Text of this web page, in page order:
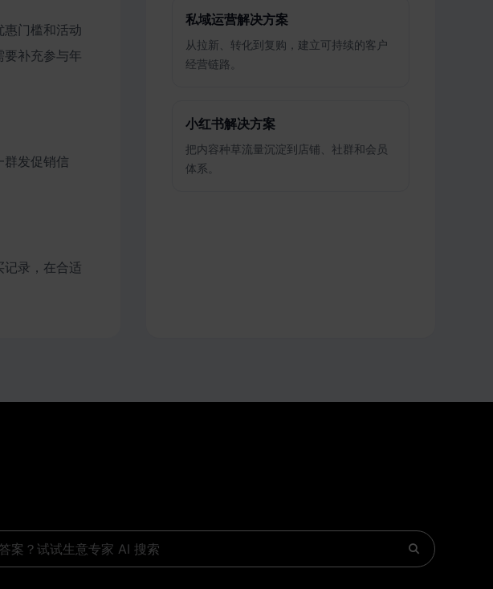
门槛和活动
补充参与年
群发促销信
录，在合适
私域运营解决方案
从拉新、转化到复购，建立可持续的客户
经营链路。
小红书解决方案
把内容种草流量沉淀到店铺、社群和会员
体系。